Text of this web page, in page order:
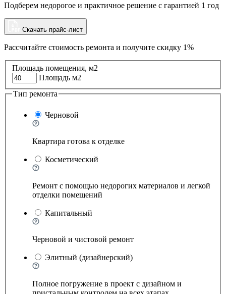
Подберем недорогое и практичное решение с гарантией 1 год
Скачать прайс-лист
Рассчитайте стоимость ремонта и получите скидку 1%
Площадь помещения, м2
Площадь м2
Тип ремонта
Черновой
Квартира готова к отделке
Косметический
Ремонт с помощью недорогих материалов и легкой
отделки помещений
Капитальный
Черновой и чистовой ремонт
Элитный (дизайнерский)
Полное погружение в проект с дизайном и